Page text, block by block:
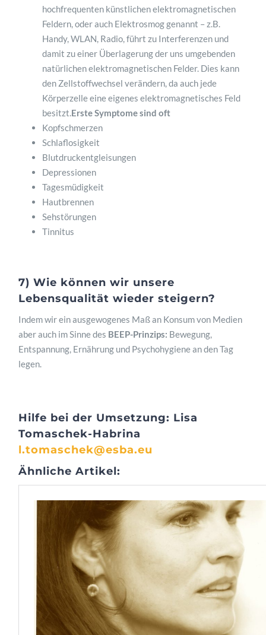
hochfrequenten künstlichen elektromagnetischen
Feldern, oder auch Elektrosmog genannt – z.B.
Handy, WLAN, Radio, führt zu Interferenzen und
damit zu einer Überlagerung der uns umgebenden
natürlichen elektromagnetischen Felder. Dies kann
den Zellstoffwechsel verändern, da auch jede
Körperzelle eine eigenes elektromagnetisches Feld
besitzt.Erste Symptome sind oft
Kopfschmerzen
Schlaflosigkeit
Blutdruckentgleisungen
Depressionen
Tagesmüdigkeit
Hautbrennen
Sehstörungen
Tinnitus
7) Wie können wir unsere
Lebensqualität wieder steigern?
Indem wir ein ausgewogenes Maß an Konsum von Medien
aber auch im Sinne des BEEP-Prinzips: Bewegung,
Entspannung, Ernährung und Psychohygiene an den Tag
legen.
Hilfe bei der Umsetzung: Lisa
Tomaschek-Habrina
l.tomaschek@esba.eu
Ähnliche Artikel: